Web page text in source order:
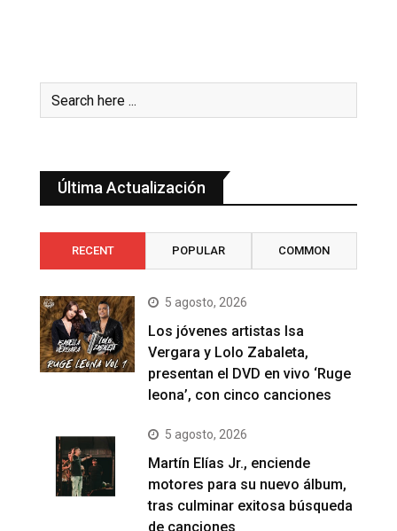
Última Actualización
RECENT POPULAR COMMON
5 agosto, 2026
Los jóvenes artistas Isa
Vergara y Lolo Zabaleta,
presentan el DVD en vivo ‘Ruge
leona’, con cinco canciones
5 agosto, 2026
Martín Elías Jr., enciende
motores para su nuevo álbum,
tras culminar exitosa búsqueda
de canciones